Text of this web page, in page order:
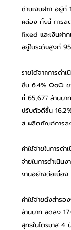
ด้านเงินฝาก อยู่
คล่อง ทั้งนี้ การล
fixed และเงินฝา
อยู่ในระดับสูงที่
รายได้จากการดำ
ขึ้น 6.4% QoQ ข
ที่ 65,677 ล้านบา
ปรับตัวดีขึ้น
ส์ ผลิตภัณฑ์การล
ค่าใช้จ่ายในการด
จ่ายในการดำเนิน
งานอย่างต่อเนื่อง
ค่าใช้จ่ายตั้งสำรอ
ล้านบาท ลดลง
สุทธิในไตรมาส 4